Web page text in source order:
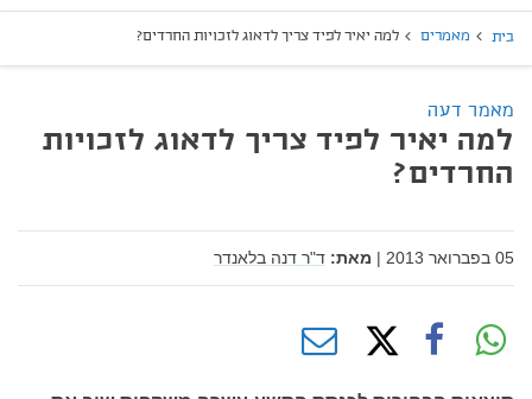
בית מאמרים למה יאיר לפיד צריך לדאוג לזכויות החרדים?
מאמר דעה
למה יאיר לפיד צריך לדאוג לזכויות
החרדים?
05 בפברואר 2013 | מאת: ד"ר דנה בלאנדר